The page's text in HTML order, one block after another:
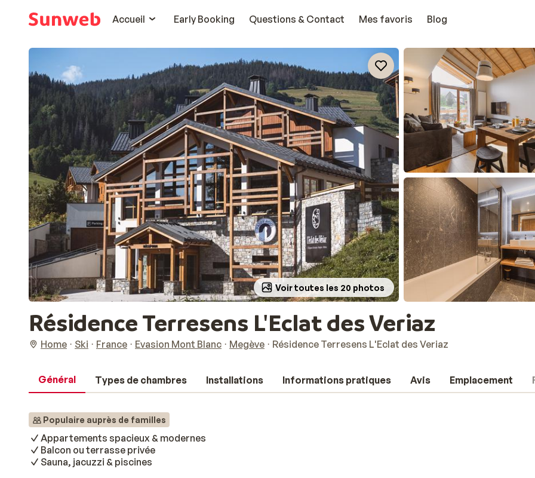
Accueil
Early Booking Questions & Contact Mes favoris Blog
Voir toutes les 20 photos
Résidence Terresens L'Eclat des Veriaz
Home Ski France Evasion Mont Blanc Megève Résidence Terresens L'Eclat des Veriaz
Général Types de chambres Installations Informations pratiques Avis Emplacement
Populaire auprès de familles
Appartements spacieux & modernes
Balcon ou terrasse privée
Sauna, jacuzzi & piscines